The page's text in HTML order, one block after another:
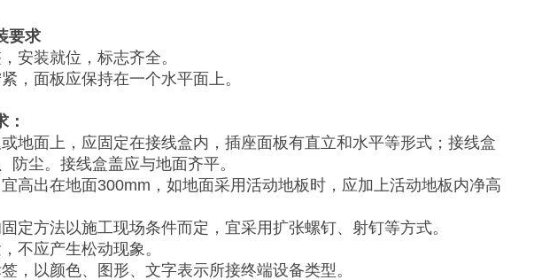
要求
安装就位，标志齐全。
，面板应保持在一个水平面上。
：
或地面上，应固定在接线盒内，插座面板有直立和水平等形式；接线盒
防尘。接线盒盖应与地面齐平。
宜高出在地面300mm，如地面采用活动地板时，应加上活动地板内净高
定方法以施工现场条件而定，宜采用扩张螺钉、射钉等方式。
不应产生松动现象。
，以颜色、图形、文字表示所接终端设备类型。